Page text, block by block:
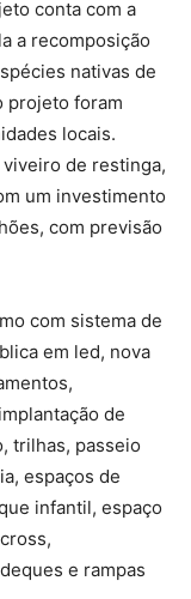
conta com a
a recomposição
nativas de
projeto foram
locais.
de restinga,
um investimento
com previsão
com sistema de
em led, nova
de
trilhas, passeio
espaços de
infantil, espaço
e rampas